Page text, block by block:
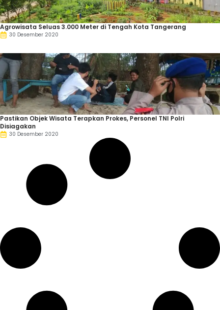
Agrowisata Seluas 3.000 Meter di Tengah Kota Tangerang
30 Desember 2020
Pastikan Objek Wisata Terapkan Prokes, Personel TNI Polri
30 Desember 2020